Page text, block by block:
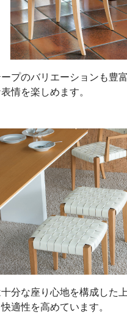
プのバリエーションも豊
情を楽しめます。
分な座り心地を構成した
適性を高めています。